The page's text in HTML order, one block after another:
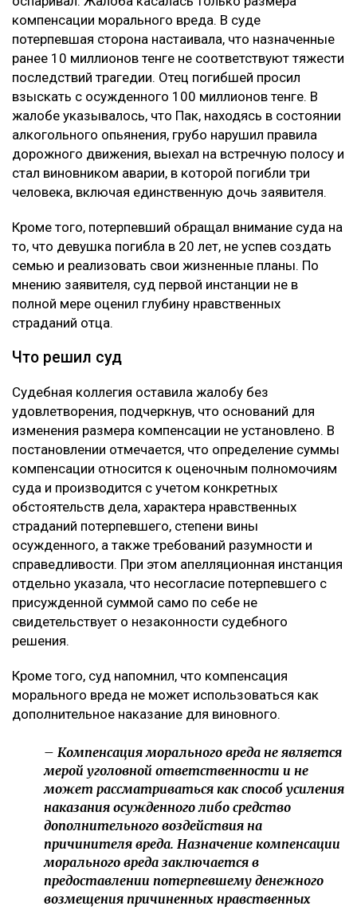
компенсации морального вреда. В суде
потерпевшая сторона настаивала, что назначенные
ранее 10 миллионов тенге не соответствуют тяжести
последствий трагедии. Отец погибшей просил
взыскать с осужденного 100 миллионов тенге. В
жалобе указывалось, что Пак, находясь в состоянии
алкогольного опьянения, грубо нарушил правила
дорожного движения, выехал на встречную полосу и
стал виновником аварии, в которой погибли три
человека, включая единственную дочь заявителя.
Кроме того, потерпевший обращал внимание суда на
то, что девушка погибла в 20 лет, не успев создать
семью и реализовать свои жизненные планы. По
мнению заявителя, суд первой инстанции не в
полной мере оценил глубину нравственных
страданий отца.
Что решил суд
Судебная коллегия оставила жалобу без
удовлетворения, подчеркнув, что оснований для
изменения размера компенсации не установлено. В
постановлении отмечается, что определение суммы
компенсации относится к оценочным полномочиям
суда и производится с учетом конкретных
обстоятельств дела, характера нравственных
страданий потерпевшего, степени вины
осужденного, а также требований разумности и
справедливости. При этом апелляционная инстанция
отдельно указала, что несогласие потерпевшего с
присужденной суммой само по себе не
свидетельствует о незаконности судебного
решения.
Кроме того, суд напомнил, что компенсация
морального вреда не может использоваться как
дополнительное наказание для виновного.
– Компенсация морального вреда не является
мерой уголовной ответственности и не
может рассматриваться как способ усиления
наказания осужденного либо средство
дополнительного воздействия на
причинителя вреда. Назначение компенсации
морального вреда заключается в
предоставлении потерпевшему денежного
возмещения причиненных нравственных